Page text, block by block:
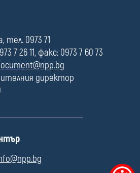
тел. 0973 71
7 26 11, факс: 0973 7 60 73
директор